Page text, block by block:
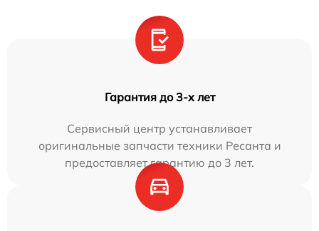
Гарантия до 3-х лет
Сервисный центр устанавливает
оригинальные запчасти техники Ресанта и
предоставляет гарантию до 3 лет.